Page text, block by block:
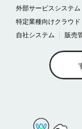
外部サービスシステム
特定業種向けクラウ
自社システム
販売